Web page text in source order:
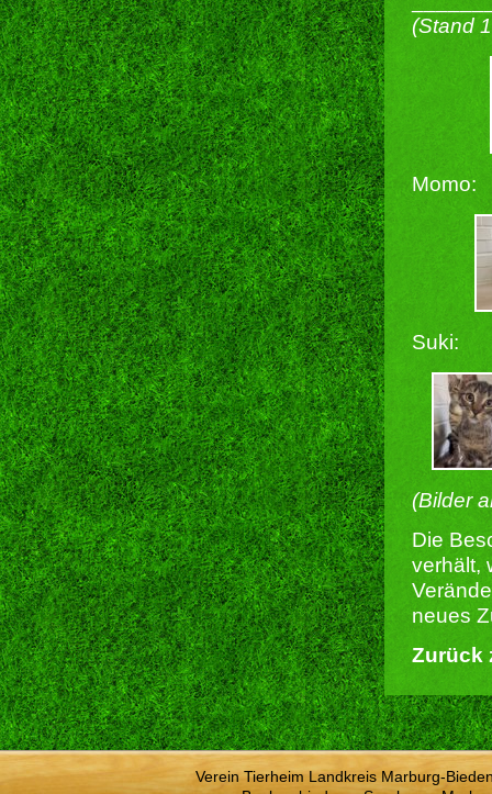
(Stand
Momo:
Suki:
(Bilder
Die
verhält,
neues
Zurück
Verein Tierheim Landkreis Marburg-